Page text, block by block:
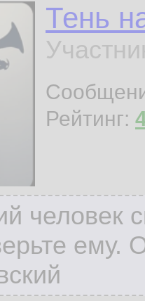
Тень
Рейтинг:
человек
ему.